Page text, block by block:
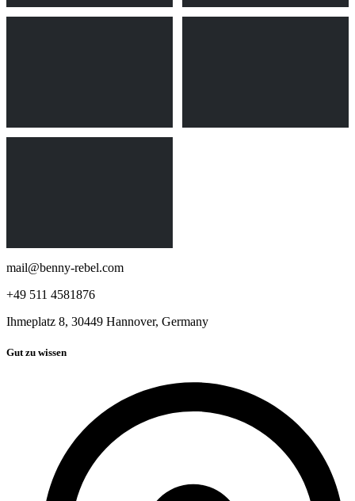
mail@benny-rebel.com
+49 511 4581876
Ihmeplatz 8, 30449 Hannover, Germany
Gut zu wissen